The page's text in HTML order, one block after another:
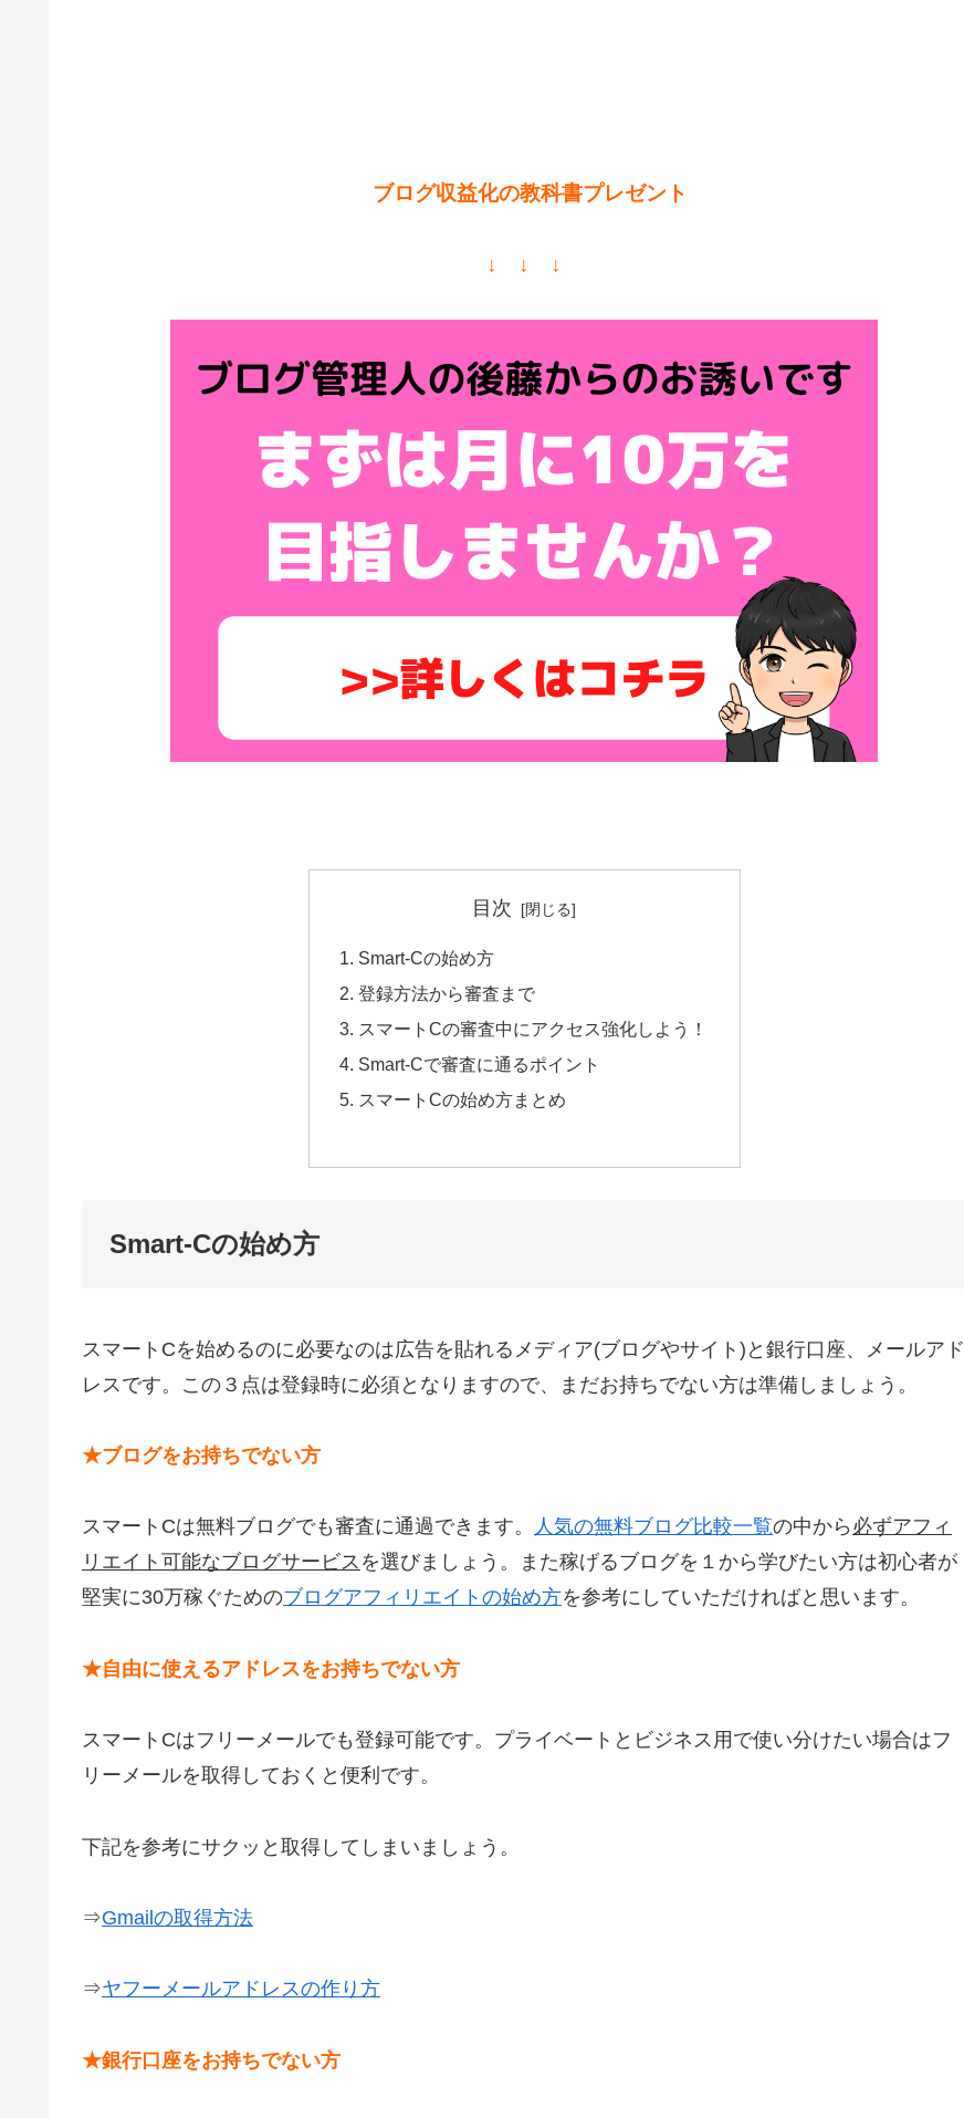
ブログ収益化の教科書プレゼント
↓ ↓ ↓
目次
Smart-Cの始め方
登録方法から審査まで
スマートCの審査中にアクセス強化しよう！
Smart-Cで審査に通るポイント
スマートCの始め方まとめ
Smart-Cの始め方
スマートCを始めるのに必要なのは広告を貼れるメディア(ブログやサイト)と銀行口座、メールアド
レスです。この３点は登録時に必須となりますので、まだお持ちでない方は準備しましょう。
★ブログをお持ちでない方
スマートCは無料ブログでも審査に通過できます。 人気の無料ブログ比較一覧の中から 必ずアフィ
リエイト可能なブログサービス を選びましょう。また稼げるブログを１から学びたい方は初心者が
堅実に30万稼ぐためのブログアフィリエイトの始め方を参考にしていただければと思います。
★自由に使えるアドレスをお持ちでない方
スマートCはフリーメールでも登録可能です。プライベートとビジネス用で使い分けたい場合はフ
リーメールを取得しておくと便利です。
下記を参考にサクッと取得してしまいましょう。
⇒Gmailの取得方法
⇒ヤフーメールアドレスの作り方
★銀行口座をお持ちでない方